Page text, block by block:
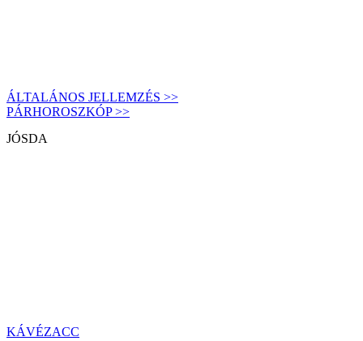
ÁLTALÁNOS JELLEMZÉS >>
PÁRHOROSZKÓP >>
JÓSDA
KÁVÉZACC